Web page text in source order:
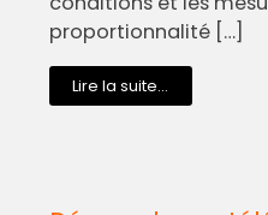
proportionnalité […]
Lire la suite...